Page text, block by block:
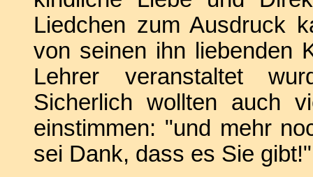
Liedchen zum Ausdruck
von seinen ihn liebenden
Lehrer veranstaltet
Sicherlich wollten auch
einstimmen: "und mehr
sei Dank, dass es Sie gibt!"